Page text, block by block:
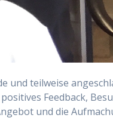
und teilweise
Feedback,
und die